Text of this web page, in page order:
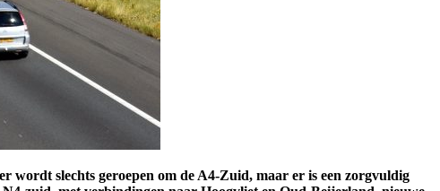
wordt slechts geroepen om de A4-Zuid, maar er is een zorgvuldig